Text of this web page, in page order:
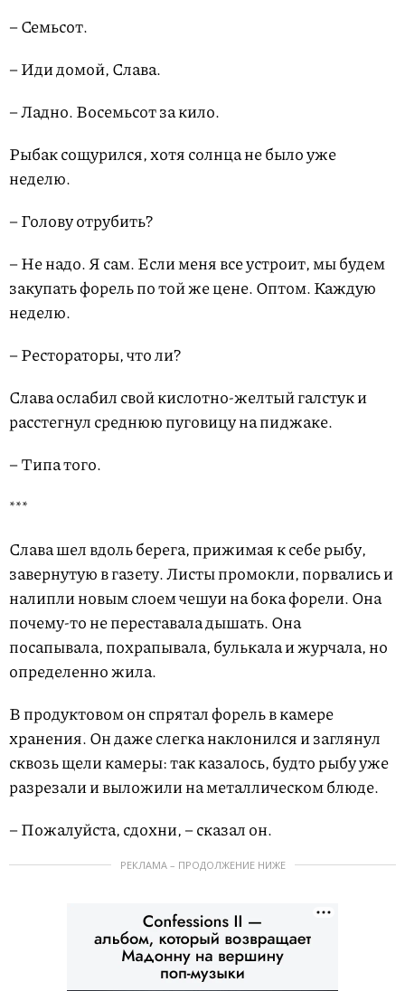
– Семьсот.
– Иди домой, Слава.
– Ладно. Восемьсот за кило.
Рыбак сощурился, хотя солнца не было уже
неделю.
– Голову отрубить?
– Не надо. Я сам. Если меня все устроит, мы будем
закупать форель по той же цене. Оптом. Каждую
неделю.
– Рестораторы, что ли?
Слава ослабил свой кислотно-желтый галстук и
расстегнул среднюю пуговицу на пиджаке.
– Типа того.
***
Слава шел вдоль берега, прижимая к себе рыбу,
завернутую в газету. Листы промокли, порвались и
налипли новым слоем чешуи на бока форели. Она
почему-то не переставала дышать. Она
посапывала, похрапывала, булькала и журчала, но
определенно жила.
В продуктовом он спрятал форель в камере
хранения. Он даже слегка наклонился и заглянул
сквозь щели камеры: так казалось, будто рыбу уже
разрезали и выложили на металлическом блюде.
– Пожалуйста, сдохни, – сказал он.
РЕКЛАМА – ПРОДОЛЖЕНИЕ НИЖЕ